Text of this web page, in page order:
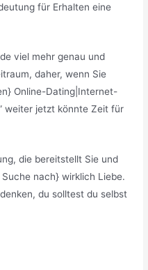
für Erhalten eine
viel mehr genau und
daher, wenn Sie
Online-Dating|Internet-
weiter jetzt könnte Zeit für
die bereitstellt Sie und
nach} wirklich Liebe.
du solltest du selbst